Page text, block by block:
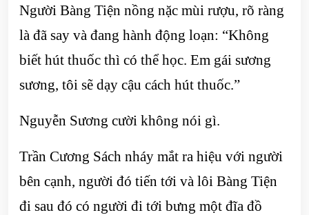
Người Bàng Tiện nồng nặc mùi rượu, rõ ràng
là đã say và đang hành động loạn: “Không
biết hút thuốc thì có thể học. Em gái sương
sương, tôi sẽ dạy cậu cách hút thuốc.”
Nguyễn Sương cười không nói gì.
Trần Cương Sách nháy mắt ra hiệu với người
bên cạnh, người đó tiến tới và lôi Bàng Tiện
đi sau đó có người đi tới bưng một đĩa đồ